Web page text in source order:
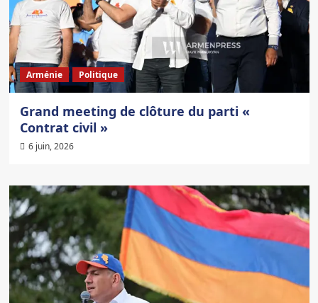
Arménie Politique
Grand meeting de clôture du parti «
Contrat civil »
6 juin, 2026